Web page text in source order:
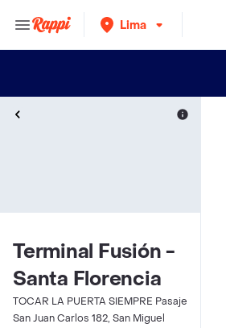
Lima
Terminal Fusión -
Santa Florencia
TOCAR LA PUERTA SIEMPRE Pasaje
San Juan Carlos 182, San Miguel